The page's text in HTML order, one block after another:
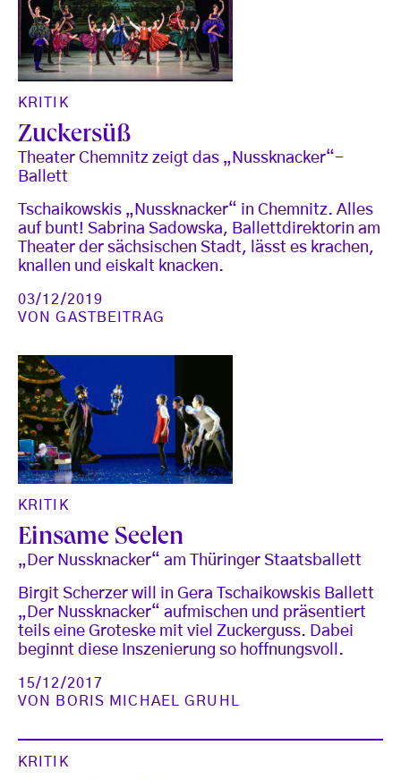
KRITIK
Zuckersüß
Theater Chemnitz zeigt das „Nussknacker“-
Ballett
Tschaikowskis „Nussknacker“ in Chemnitz. Alles
auf bunt! Sabrina Sadowska, Ballettdirektorin am
Theater der sächsischen Stadt, lässt es krachen,
knallen und eiskalt knacken.
03/12/2019
VONGASTBEITRAG
KRITIK
Einsame Seelen
„Der Nussknacker“ am Thüringer Staatsballett
Birgit Scherzer will in Gera Tschaikowskis Ballett
„Der Nussknacker“ aufmischen und präsentiert
teils eine Groteske mit viel Zuckerguss. Dabei
beginnt diese Inszenierung so hoffnungsvoll.
15/12/2017
VON
BORIS MICHAEL GRUHL
KRITIK